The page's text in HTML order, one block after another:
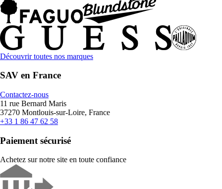
Découvrir toutes nos marques
SAV en France
Contactez-nous
11 rue Bernard Maris
37270 Montlouis-sur-Loire, France
+33 1 86 47 62 58
Paiement sécurisé
Achetez sur notre site en toute confiance